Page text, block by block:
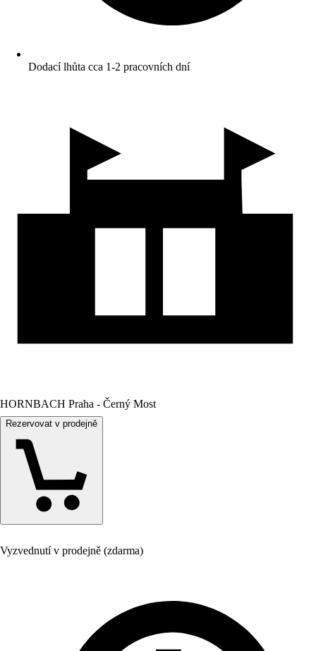
Dodací lhůta cca 1-2 pracovních dní
HORNBACH Praha - Černý Most
Rezervovat v prodejně
Vyzvednutí v prodejně (zdarma)